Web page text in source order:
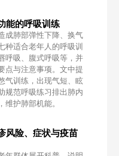
能的呼吸训练
成肺部弹性下降、换气
种适合老年人的呼吸训
呼吸、腹式呼吸等，并
点与注意事项。文中提
气训练，出现气短、眩
规范呼吸练习排出肺内
维护肺部机能。
风险、症状与疫苗